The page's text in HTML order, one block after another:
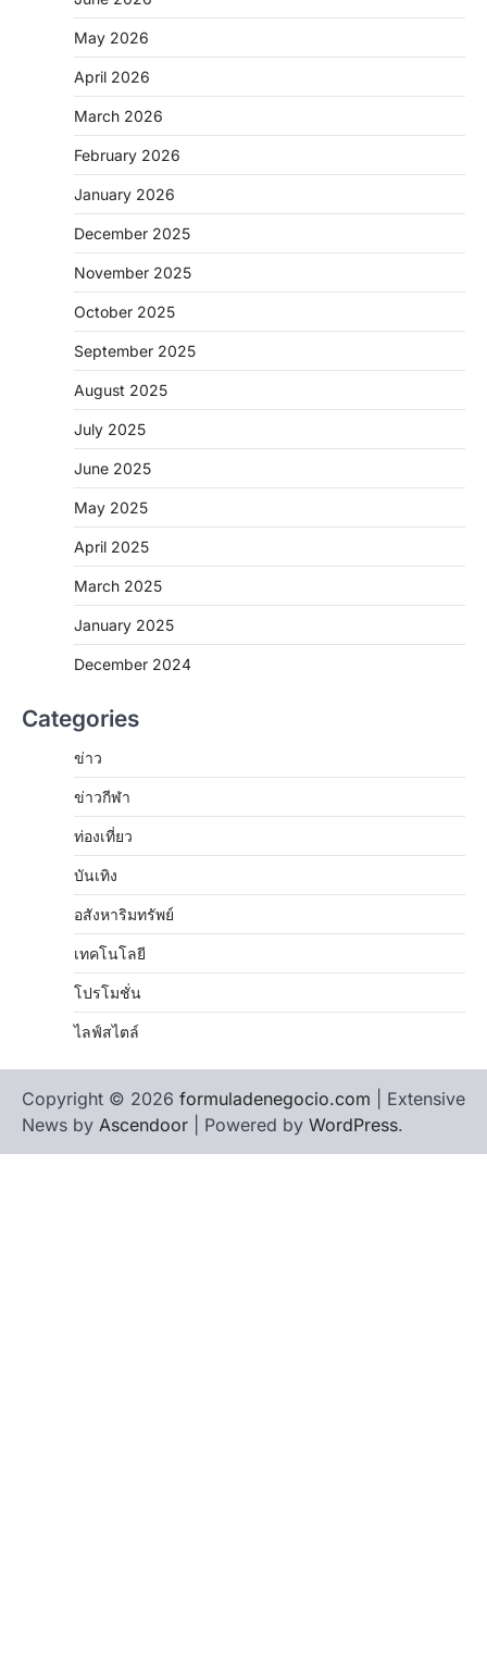
May 2026
April 2026
March 2026
February 2026
January 2026
December 2025
November 2025
October 2025
September 2025
August 2025
July 2025
June 2025
May 2025
April 2025
March 2025
January 2025
December 2024
Categories
ข่าว
ข่าวกีฬา
ท่องเที่ยว
บันเทิง
อสังหาริมทรัพย์
เทคโนโลยี
โปรโมชั่น
ไลฟ์สไตล์
Copyright © 2026 formuladenegocio.com | Extensive
News by Ascendoor | Powered by WordPress.